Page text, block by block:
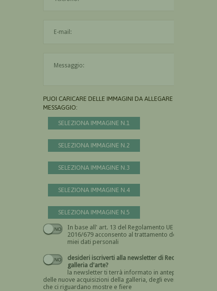
PUOI CARICARE DELLE IMMAGINI DA ALLEGARE AL
MESSAGGIO:
SELEZIONA IMMAGINE N.1
SELEZIONA IMMAGINE N.2
SELEZIONA IMMAGINE N.3
SELEZIONA IMMAGINE N.4
SELEZIONA IMMAGINE N.5
In base all' art. 13 del Regolamento UE n.
2016/679 acconsento al trattamento dei
miei dati personali
Devi dare il consenso
desideri iscriverti alla newsletter di Recta
galleria d'arte?
la newsletter ti terrà informato in anteprima
delle nuove acquisizioni della galleria, degli eventi
che ci riguardano mostre e fiere